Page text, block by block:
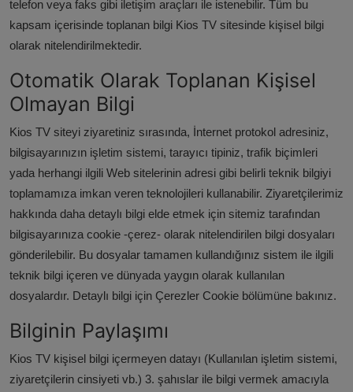
telefon veya faks gibi iletişim araçları ile istenebilir. Tüm bu
kapsam içerisinde toplanan bilgi Kios TV sitesinde kişisel bilgi
olarak nitelendirilmektedir.
Otomatik Olarak Toplanan Kişisel
Olmayan Bilgi
Kios TV siteyi ziyaretiniz sırasında, İnternet protokol adresiniz,
bilgisayarınızın işletim sistemi, tarayıcı tipiniz, trafik biçimleri
yada herhangi ilgili Web sitelerinin adresi gibi belirli teknik bilgiyi
toplamamıza imkan veren teknolojileri kullanabilir. Ziyaretçilerimiz
hakkında daha detaylı bilgi elde etmek için sitemiz tarafından
bilgisayarınıza cookie -çerez- olarak nitelendirilen bilgi dosyaları
gönderilebilir. Bu dosyalar tamamen kullandığınız sistem ile ilgili
teknik bilgi içeren ve dünyada yaygın olarak kullanılan
dosyalardır. Detaylı bilgi için Çerezler Cookie bölümüne bakınız.
Bilginin Paylaşımı
Kios TV kişisel bilgi içermeyen datayı (Kullanılan işletim sistemi,
ziyaretçilerin cinsiyeti vb.) 3. şahıslar ile bilgi vermek amacıyla